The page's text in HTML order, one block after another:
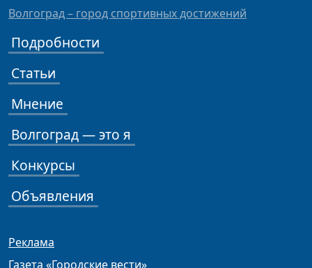
Волгоград – город спортивных достижений
Подробности
Статьи
Мнение
Волгоград — это я
Конкурсы
Объявления
Реклама
Газета «Городские вести»